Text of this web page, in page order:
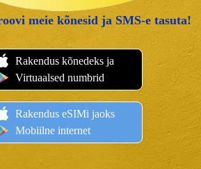
meie kõnesid ja SMS-e tasuta!
Rakendus kõnedeks ja
Virtuaalsed numbrid
Rakendus eSIMi jaoks
Mobiilne internet